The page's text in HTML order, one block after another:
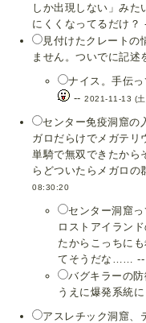
しか出現しない」みた
にくくなってるだけ
見付けたクレートの
ません。ついでに記
ナイス。手伝っ
--2021-11-13 (
センター免疫洞窟の
ガロだらけでメガテリ
単騎で無双できたから
らどついたらメガロの
08:30:20
センター洞窟
ロストアイラン
たからこっちに
てそうだな…… --
バグキラーの
うえに爆発系統
アスレチック洞窟、